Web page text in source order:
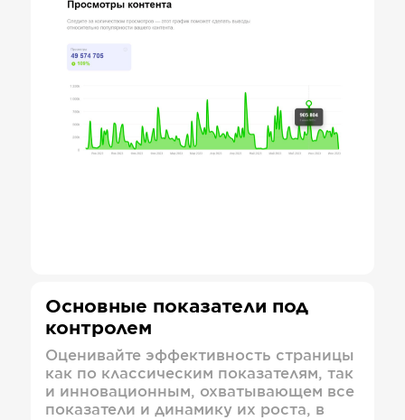
Основные показатели под
контролем
Оценивайте эффективность страницы
как по классическим показателям, так
и инновационным, охватывающем все
показатели и динамику их роста, в